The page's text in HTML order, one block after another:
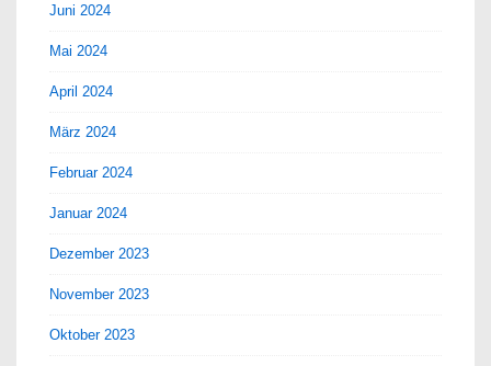
Juni 2024
Mai 2024
April 2024
März 2024
Februar 2024
Januar 2024
Dezember 2023
November 2023
Oktober 2023